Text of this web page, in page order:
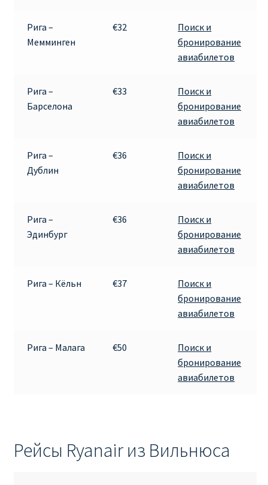
Рига –
Мемминген
€32
Поиск и
бронирование
авиабилетов
Рига –
Барселона
€33
Поиск и
бронирование
авиабилетов
Рига –
Дублин
€36
Поиск и
бронирование
авиабилетов
Рига –
Эдинбург
€36
Поиск и
бронирование
авиабилетов
Рига – Кёльн €37
Поиск и
бронирование
авиабилетов
Рига – Малага €50
Поиск и
бронирование
авиабилетов
Рейсы Ryanair из Вильнюса